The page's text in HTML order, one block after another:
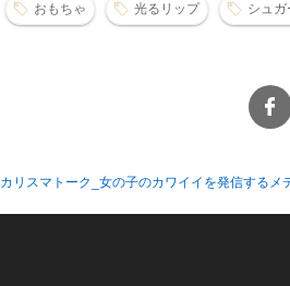
おもちゃ 光るリップ シュ
カリスマトーク_女の子のカワイイを発信するメ